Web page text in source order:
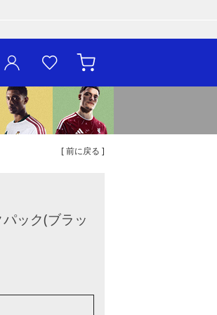
[ 前に戻る ]
ック(ブラッ